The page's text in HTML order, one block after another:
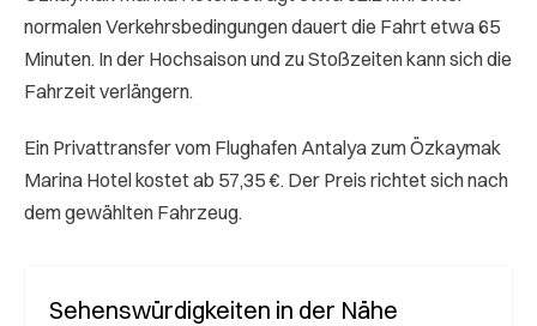
normalen Verkehrsbedingungen dauert die Fahrt etwa 65
Minuten. In der Hochsaison und zu Stoßzeiten kann sich die
Fahrzeit verlängern.
Ein Privattransfer vom Flughafen Antalya zum Özkaymak
Marina Hotel kostet ab 57,35 €. Der Preis richtet sich nach
dem gewählten Fahrzeug.
Sehenswürdigkeiten in der Nähe